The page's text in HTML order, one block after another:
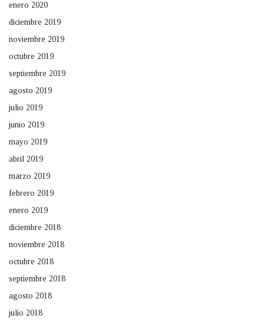
enero 2020
diciembre 2019
noviembre 2019
octubre 2019
septiembre 2019
agosto 2019
julio 2019
junio 2019
mayo 2019
abril 2019
marzo 2019
febrero 2019
enero 2019
diciembre 2018
noviembre 2018
octubre 2018
septiembre 2018
agosto 2018
julio 2018